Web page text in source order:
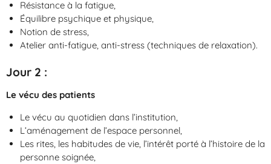
Résistance à la fatigue,
Équilibre psychique et physique,
Notion de stress,
Atelier anti-fatigue, anti-stress (techniques de relaxation).
Jour 2 :
Le vécu des patients
Le vécu au quotidien dans l’institution,
L’aménagement de l’espace personnel,
Les rites, les habitudes de vie, l’intérêt porté à l’histoire de la
personne soignée,